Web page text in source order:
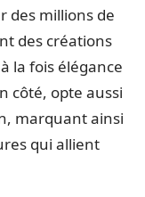
des millions de
des créations
la fois élégance
côté, opte aussi
marquant ainsi
qui allient